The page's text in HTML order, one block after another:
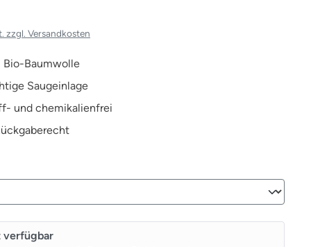
zzgl. Versandkosten
Bio-Baumwolle
Saugeinlage
und chemikalienfrei
verfügbar